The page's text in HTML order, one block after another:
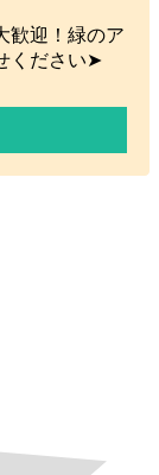
歓迎！緑のア
ください➤